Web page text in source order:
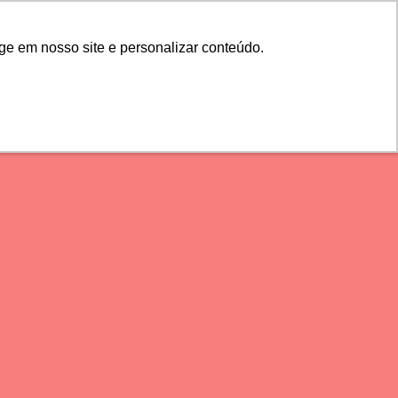
em nosso site e personalizar conteúdo.
em nosso site e personalizar conteúdo.